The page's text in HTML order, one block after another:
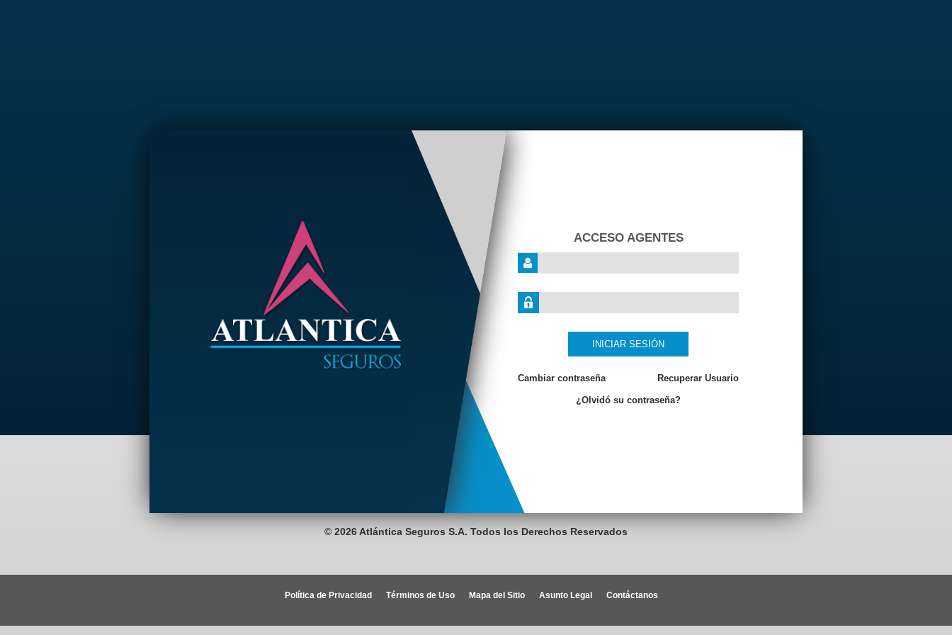
ACCESO AGENTES
INICIAR SESIÓN
Cambiar contraseña Recuperar Usuario
¿Olvidó su contraseña?
© 2026 Atlántica Seguros S.A. Todos los Derechos Reservados
Política de Privacidad Términos de Uso Mapa del Sitio Asunto Legal Contáctanos